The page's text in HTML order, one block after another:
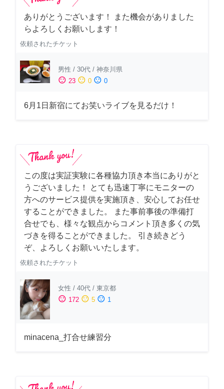
ありがとうございます！ また機会がありました
らよろしくお願いします！
依頼されたチケット
男性 / 30代 / 神奈川県
sentiment_satisfied 23 sentiment_neutral 0 sentiment_dissatisfied 0
6月1日新宿にてお笑いライブを見るだけ！
この度は実証実験に各種協力頂き本当にありがと
うございました！ とても迅速丁寧にモニターの
方へのサービス提供を実施頂き、安心してお任せ
することができました。 また事前事後の準備打
合せでも、様々な観点からコメント頂き多くの気
づきを得ることができました。 引き続きどう
ぞ、よろしくお願いいたします。
依頼されたチケット
女性 / 40代 / 東京都
sentiment_satisfied 172 sentiment_neutral 5 sentiment_dissatisfied 1
minacena_打合せ練習分